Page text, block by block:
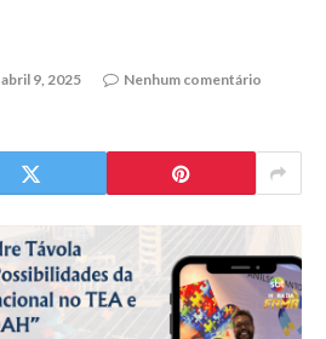
abril 9, 2025
Nenhum comentário